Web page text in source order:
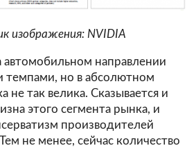
изображения: NVIDIA
автомобильном направлении
темпами, но в абсолютном
не так велика. Сказывается и
этого сегмента рынка, и
производителей
не менее, сейчас количество